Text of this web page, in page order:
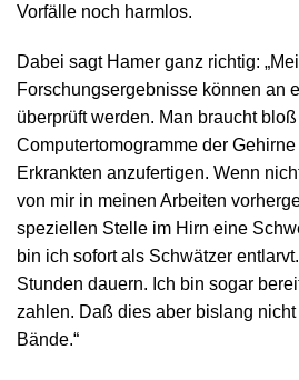
Vorfälle noch harmlos.
Dabei sagt Hamer ganz richtig:
Forschungsergebnisse können an
überprüft werden. Man braucht bloß
Computertomogramme der
Erkrankten anzufertigen. Wenn
von mir in meinen Arbeiten
speziellen Stelle im Hirn eine
bin ich sofort als Schwätzer
Stunden dauern. Ich bin sogar
zahlen. Daß dies aber bislang
Bände.“